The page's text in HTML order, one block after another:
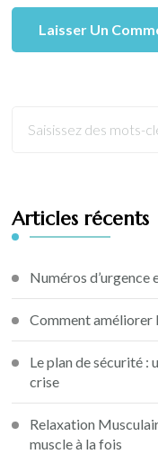
Articles récents
Numéros d’urgence
Comment améliorer
Le plan de sécurité :
crise
Relaxation
muscle à la fois